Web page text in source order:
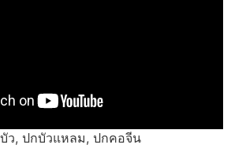
ว, ปกบัวแหลม, ปกคอจีน